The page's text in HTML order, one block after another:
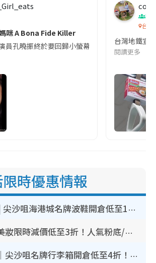
咪 A Bona Fide Killer
員孔曉振終於要回歸小螢幕啦!這次的劇本改編
co
吹
台灣
台灣地鐵宣
閱讀更多
時優惠情報
開倉優惠 | 尖沙咀海港城名牌波鞋開倉低至1折！On鞋$899起／Joy&Peace鞋履$98起
CHANEL美妝限時減價低至3折！人氣粉底/唇膏/精華液低至$275！COCO香水都有平
開倉優惠｜尖沙咀名牌行李箱開倉低至4折！一連5日 American Tourister/ace./Hallmark $200起！